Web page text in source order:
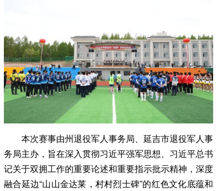
本次赛事由州退役军人事务局、延吉市退役军人事
务局主办，旨在深入贯彻习近平强军思想、习近平总书
记关于双拥工作的重要论述和重要指示批示精神，深度
融合延边“山山金达莱，村村烈士碑”的红色文化底蕴和